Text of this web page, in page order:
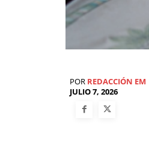
POR REDACCIÓN EM
JULIO 7, 2026